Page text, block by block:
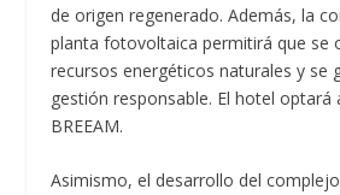
de origen regenerado. Además, la
planta fotovoltaica permitirá que se
recursos energéticos naturales y se
gestión responsable. El hotel optará
BREEAM.
Asimismo, el desarrollo del